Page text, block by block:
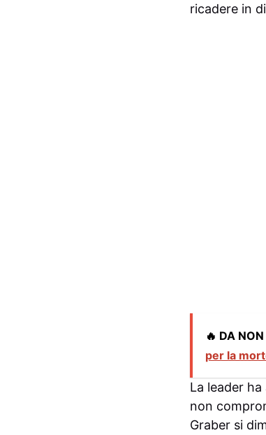
ricadere in
🔥 DA
per la
La leader
non
Graber si